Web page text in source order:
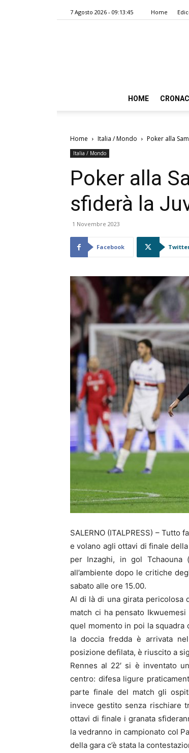
7 Agosto 2026 - 09:13:45 Home
HOME
Home Italia / Mondo Poker alla
Italia / Mondo
Poker alla
sfiderà la
1 Novembre 2023
Facebook
SALERNO (ITALPRESS) –
e volano agli ottavi di finale
per Inzaghi, in gol Tchaouna
all’ambiente dopo le critiche
sabato alle ore 15.00.
Al di là di una girata pericolosa
match ci ha pensato
quel momento in poi la squadra
la doccia fredda è arrivata
posizione defilata, è riuscito a
Rennes al 22′ si è inventato
centro: difesa ligure
parte finale del match gli
invece gestito senza rischiare
ottavi di finale i granata
la vedranno in campionato col
della gara c’è stata la